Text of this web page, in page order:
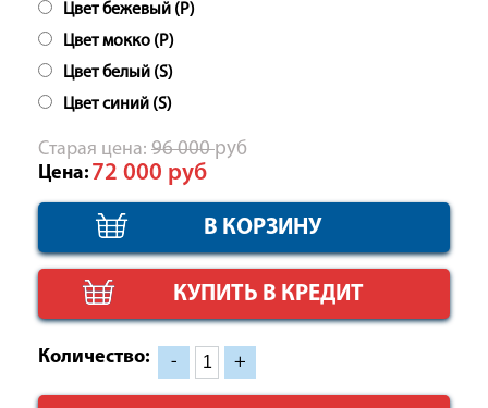
Цвет бежевый (Р)
Цвет мокко (Р)
Цвет белый (S)
Цвет синий (S)
Cтарая цена: 96 000руб
Цена: 72 000 руб
КУПИТЬ В КРЕДИТ
Количество: - +